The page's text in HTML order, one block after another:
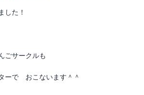
た！
ごサークルも
ーで おこないます＾＾